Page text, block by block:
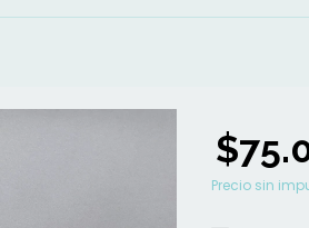
Precio sin